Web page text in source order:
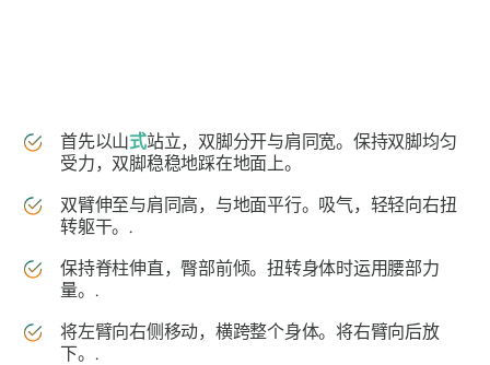
首先以山式站立，双脚分开与肩同宽。保持双脚均匀
受力，双脚稳稳地踩在地面上。
双臂伸至与肩同高，与地面平行。吸气，轻轻向右扭
转躯干。.
保持脊柱伸直，臀部前倾。扭转身体时运用腰部力
量。.
将左臂向右侧移动，横跨整个身体。将右臂向后放
下。.